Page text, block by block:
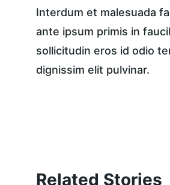
Interdum et malesuada
ante ipsum primis in
sollicitudin eros id odio
dignissim elit pulvinar.
Related Stories